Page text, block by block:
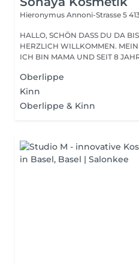
Hieronymus Annoni-Strasse 5
HALLO, SCHÖN DASS DU DA BIST. ICH HEISSE
HERZLICH WILLKOMMEN. MEIN NAME IST ANINA APPIUS,
ICH BIN MAMA UND SEIT 8
Oberlippe
Kinn
Oberlippe & Kinn